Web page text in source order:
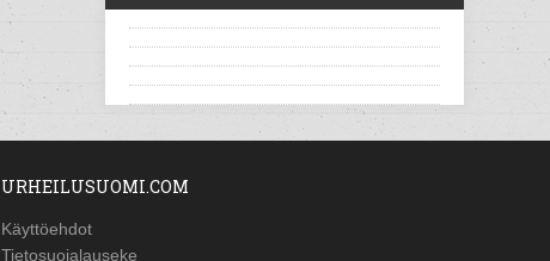
URHEILUSUOMI.COM
Käyttöehdot
Tietosuojalauseke